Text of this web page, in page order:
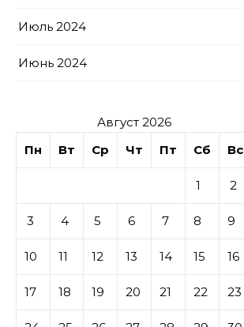
Июль 2024
Июнь 2024
Август 2026
Пн
Вт Ср Чт Пт Сб Вс
1 2
3 4 5 6 7 8 9
10 11 12 13 14 15 16
17 18 19 20 21 22 23